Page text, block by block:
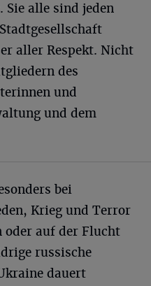
Sie alle sind jeden
aller Respekt. Nicht
des
und
und dem
bei
Krieg und Terror
oder auf der Flucht
russische
dauert